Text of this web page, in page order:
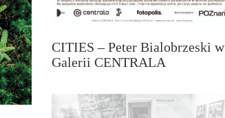
CITIES – Peter Bialobrzeski w
Galerii CENTRALA